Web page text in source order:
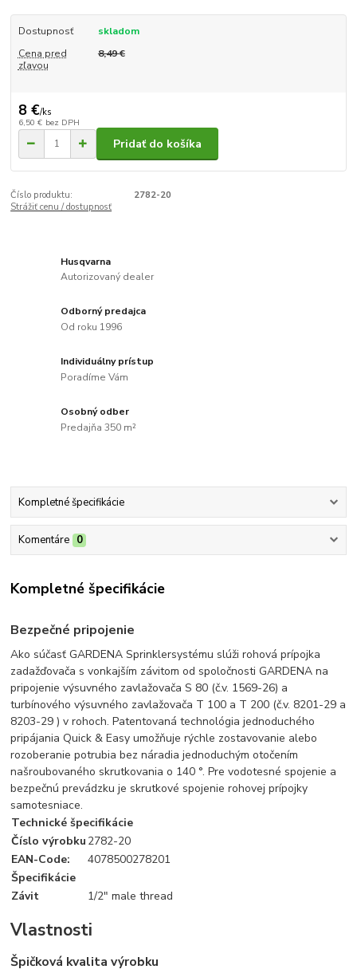
Dostupnosť
skladom
Cena pred
zľavou
8,49 €
8 €/ks
6,50 € bez DPH
Pridať do košíka
Číslo produktu:
2782-20
Strážiť cenu / dostupnosť
Husqvarna
Autorizovaný dealer
Odborný predajca
Od roku 1996
Individuálny prístup
Poradíme Vám
Osobný odber
Predajňa 350 m²
Kompletné špecifikácie
Komentáre 0
Kompletné špecifikácie
Bezpečné pripojenie
Ako súčasť GARDENA Sprinklersystému slúži rohová prípojka
zadažďovača s vonkajším závitom od spoločnosti GARDENA na
pripojenie výsuvného zavlažovača S 80 (č.v. 1569-26) a
turbínového výsuvného zavlažovača T 100 a T 200 (č.v. 8201-29 a
8203-29 ) v rohoch. Patentovaná technológia jednoduchého
pripájania Quick & Easy umožňuje rýchle zostavovanie alebo
rozoberanie potrubia bez náradia jednoduchým otočením
našroubovaného skrutkovania o 140 °. Pre vodotesné spojenie a
bezpečnú prevádzku je skrutkové spojenie rohovej prípojky
samotesniace.
Technické špecifikácie
Číslo výrobku 2782-20
EAN-Code:
4078500278201
Špecifikácie
Závit
1/2" male thread
Vlastnosti
Špičková kvalita výrobku